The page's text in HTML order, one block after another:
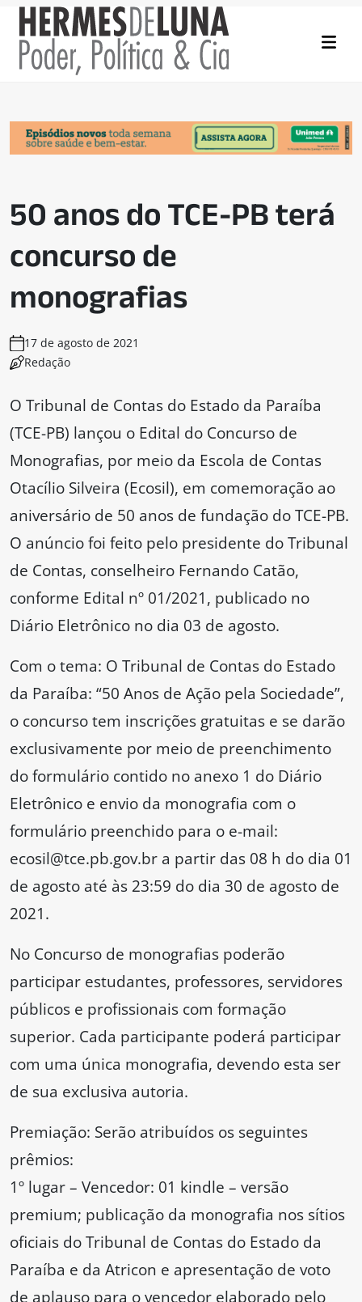
50 anos do TCE-PB terá
concurso de
monografias
17 de agosto de 2021
Redação
O Tribunal de Contas do Estado da Paraíba
(TCE-PB) lançou o Edital do Concurso de
Monografias, por meio da Escola de Contas
Otacílio Silveira (Ecosil), em comemoração ao
aniversário de 50 anos de fundação do TCE-PB.
O anúncio foi feito pelo presidente do Tribunal
de Contas, conselheiro Fernando Catão,
conforme Edital nº 01/2021, publicado no
Diário Eletrônico no dia 03 de agosto.
Com o tema: O Tribunal de Contas do Estado
da Paraíba: “50 Anos de Ação pela Sociedade”,
o concurso tem inscrições gratuitas e se darão
exclusivamente por meio de preenchimento
do formulário contido no anexo 1 do Diário
Eletrônico e envio da monografia com o
formulário preenchido para o e-mail:
ecosil@tce.pb.gov.br a partir das 08 h do dia 01
de agosto até às 23:59 do dia 30 de agosto de
2021.
No Concurso de monografias poderão
participar estudantes, professores, servidores
públicos e profissionais com formação
superior. Cada participante poderá participar
com uma única monografia, devendo esta ser
de sua exclusiva autoria.
Premiação: Serão atribuídos os seguintes
prêmios:
1º lugar – Vencedor: 01 kindle – versão
premium; publicação da monografia nos sítios
oficiais do Tribunal de Contas do Estado da
Paraíba e da Atricon e apresentação de voto
de aplauso para o vencedor elaborado pelo